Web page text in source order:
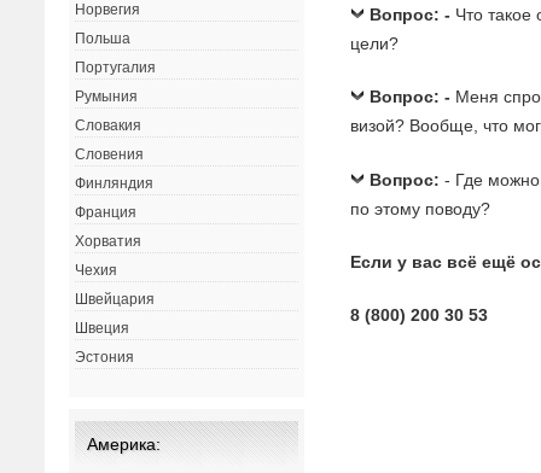
Вопрос: - Что такое
цели?
Вопрос: - Меня
визой? Вообще, что
Вопрос: - Где
по этому поводу?
Если у вас всё ещё
8 (800) 200 30 53
Норвегия
Польша
Португалия
Румыния
Словакия
Словения
Финляндия
Франция
Хорватия
Чехия
Швейцария
Швеция
Эстония
Америка: